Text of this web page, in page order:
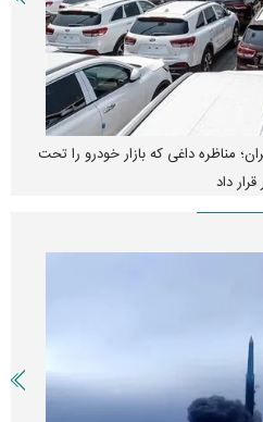
مناظره داغی که بازار خودرو را تحت
قرار داد